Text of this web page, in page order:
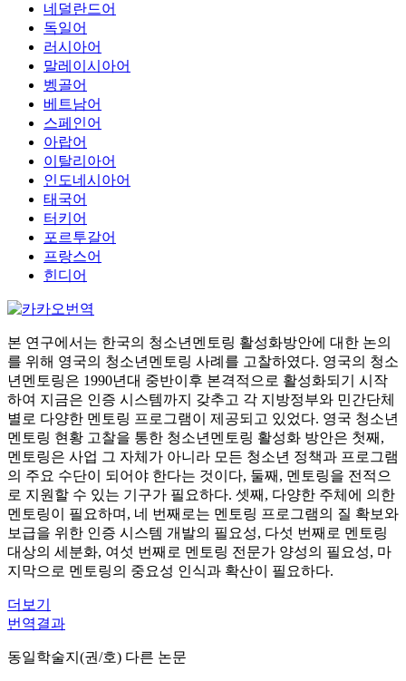
네덜란드어
독일어
러시아어
말레이시아어
벵골어
베트남어
스페인어
아랍어
이탈리아어
인도네시아어
태국어
터키어
포르투갈어
프랑스어
힌디어
본 연구에서는 한국의 청소년멘토링 활성화방안에 대한 논의
를 위해 영국의 청소년멘토링 사례를 고찰하였다. 영국의 청소
년멘토링은 1990년대 중반이후 본격적으로 활성화되기 시작
하여 지금은 인증 시스템까지 갖추고 각 지방정부와 민간단체
별로 다양한 멘토링 프로그램이 제공되고 있었다. 영국 청소년
멘토링 현황 고찰을 통한 청소년멘토링 활성화 방안은 첫째,
멘토링은 사업 그 자체가 아니라 모든 청소년 정책과 프로그램
의 주요 수단이 되어야 한다는 것이다, 둘째, 멘토링을 전적으
로 지원할 수 있는 기구가 필요하다. 셋째, 다양한 주체에 의한
멘토링이 필요하며, 네 번째로는 멘토링 프로그램의 질 확보와
보급을 위한 인증 시스템 개발의 필요성, 다섯 번째로 멘토링
대상의 세분화, 여섯 번째로 멘토링 전문가 양성의 필요성, 마
지막으로 멘토링의 중요성 인식과 확산이 필요하다.
더보기
번역결과
동일학술지(권/호) 다른 논문